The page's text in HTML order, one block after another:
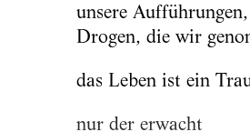
unsere
Drogen, die wir
das Leben ist ein
nur der erwacht